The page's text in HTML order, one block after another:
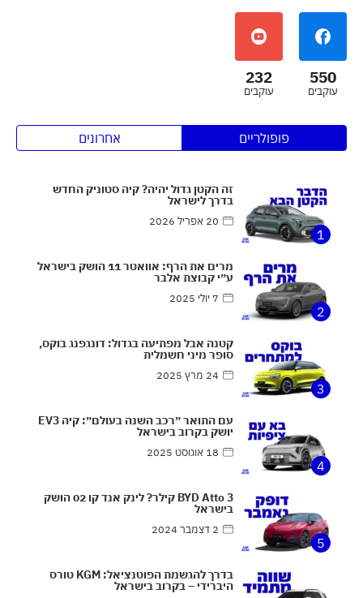
550
עוקבים
232
עוקבים
פופולריים אחרונים
1
זה הקטן גדול יהיה? קיה סטוניק החדש
בדרך לישראל
20 אפריל 2026
2
מרים את הרף: אוואטר 11 הושק בישראל
ע״י קבוצת אלבר
7 יולי 2025
3
קטנה אבל מפתיעה בגדול: דונגפנג בוקס,
סופר מיני חשמלית
24 מרץ 2025
4
עם התואר ״רכב השנה בעולם״: קיה EV3
יושק בקרוב בישראל
18 אוגוסט 2025
5
BYD Atto 3 קילר? לינק אנד קו 02 הושק
בישראל
2 דצמבר 2024
בדרך להגשמת הפוטנציאל: KGM טורס
היברידי – בקרוב בישראל